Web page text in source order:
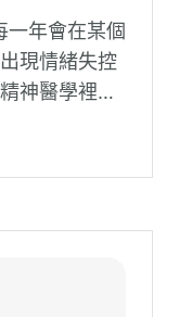
一年會在某個
現情緒失控
神醫學裡不
一次需要處
當機現象，